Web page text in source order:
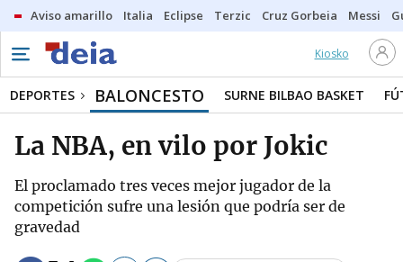
Aviso amarillo Italia Eclipse Terzic Cruz Gorbeia Messi
Kiosko
DEPORTES BALONCESTO SURNE BILBAO BASKET
La NBA, en vilo por Jokic
El proclamado tres veces mejor jugador de la
competición sufre una lesión que podría ser de
gravedad